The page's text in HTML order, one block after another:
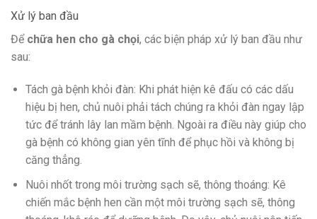
Xử lý ban đầu
Để chữa hen cho gà chọi, các biện pháp xử lý ban đầu như
sau:
Tách gà bệnh khỏi đàn: Khi phát hiện kê đấu có các dấu
hiệu bị hen, chủ nuôi phải tách chúng ra khỏi đàn ngay lập
tức để tránh lây lan mầm bệnh. Ngoài ra điều này giúp cho
gà bệnh có không gian yên tĩnh để phục hồi và không bị
căng thẳng.
Nuôi nhốt trong môi trường sạch sẽ, thông thoáng: Kê
chiến mắc bệnh hen cần một môi trường sạch sẽ, thông